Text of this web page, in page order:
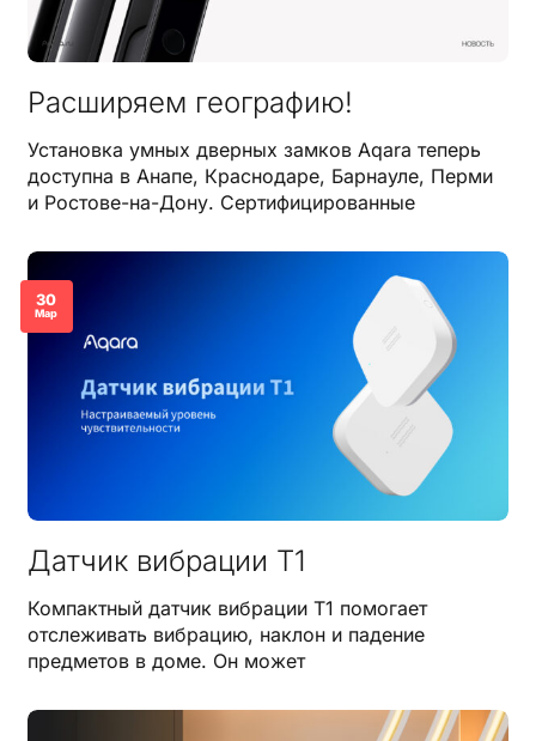
Расширяем географию!
Установка умных дверных замков Aqara теперь
доступна в Анапе, Краснодаре, Барнауле, Перми
и Ростове-на-Дону. Сертифицированные
Датчик вибрации T1
Компактный датчик вибрации T1 помогает
отслеживать вибрацию, наклон и падение
предметов в доме. Он может
30
Мар